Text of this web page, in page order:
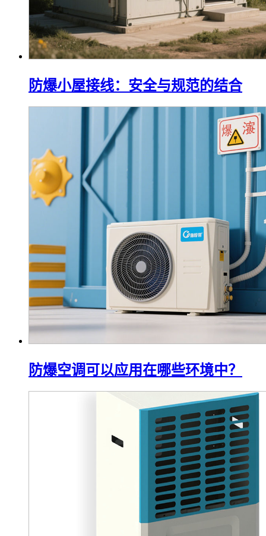
防爆小屋接线：安全与规范的结合
防爆空调可以应用在哪些环境中？